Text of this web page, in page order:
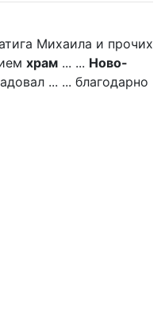
Михаила и прочих
храм ... ... Ново-
... ... благодарно